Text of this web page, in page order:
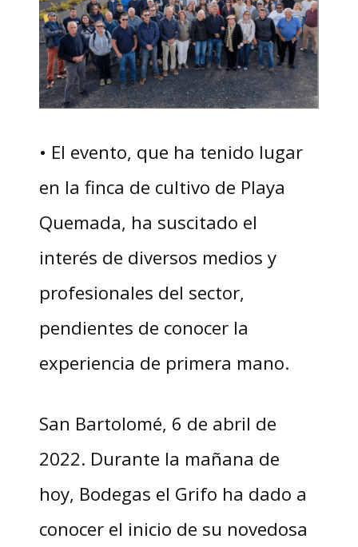
• El evento, que ha tenido lugar
en la finca de cultivo de Playa
Quemada, ha suscitado el
interés de diversos medios y
profesionales del sector,
pendientes de conocer la
experiencia de primera mano.
San Bartolomé, 6 de abril de
2022. Durante la mañana de
hoy, Bodegas el Grifo ha dado a
conocer el inicio de su novedosa